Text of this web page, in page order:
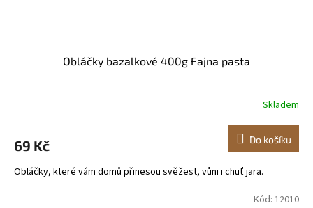
Obláčky bazalkové 400g Fajna pasta
Skladem
69 Kč Do košíku
Obláčky, které vám domů přinesou svěžest, vůni i chuť jara.
Kód: 12010